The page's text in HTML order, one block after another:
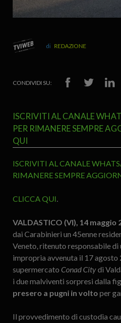
REDAZIONE
CONDIVIDI SU:
ISCRIVITI AL CANALE
PER RIMANERE SEMPRE
QUI
ISCRIVITI AL CANALE
RIMANERE SEMPRE
CLICCA QUI.
VALDASTICO (VI), 14 maggio
dai Carabinieri un 45enne
Veneto, ritenuto responsabile di
impropria avvenuta il 17 agosto
supermercato Conad Citydi
i due malviventi sorpresi dalla
presero a pugni in volto per
Il provvedimento di custodia